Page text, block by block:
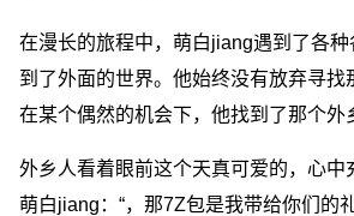
在漫长的旅程中，萌白jiang遇到了各
到了外面的世界。他始终没有放弃寻找
在某个偶然的机会下，他找到了那个外
外乡人看着眼前这个天真可爱的，心中
萌白jiang：“，那7Z包是我带给你们的